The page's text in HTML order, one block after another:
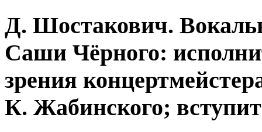
Д. Шостакович.
Саши Чёрного:
зрения
К. Жабинского;